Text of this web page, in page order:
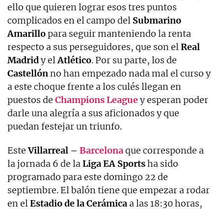
ello que quieren lograr esos tres puntos
complicados en el campo del Submarino
Amarillopara seguir manteniendo la renta
respecto a sus perseguidores, que son elReal
Madridy elAtlético. Por su parte, los de
Castellónno han empezado nada mal el curso y
a este choque frente a los culés llegan en
puestos de Champions Leaguey esperan poder
darle una alegría a sus aficionados y que
puedan festejar un triunfo.
EsteVillarreal – Barcelonaque corresponde a
la jornada 6 de laLiga EA Sportsha sido
programado para este domingo 22 de
septiembre. El balón tiene que empezar a rodar
en elEstadio de la Cerámica a las 18:30 horas,